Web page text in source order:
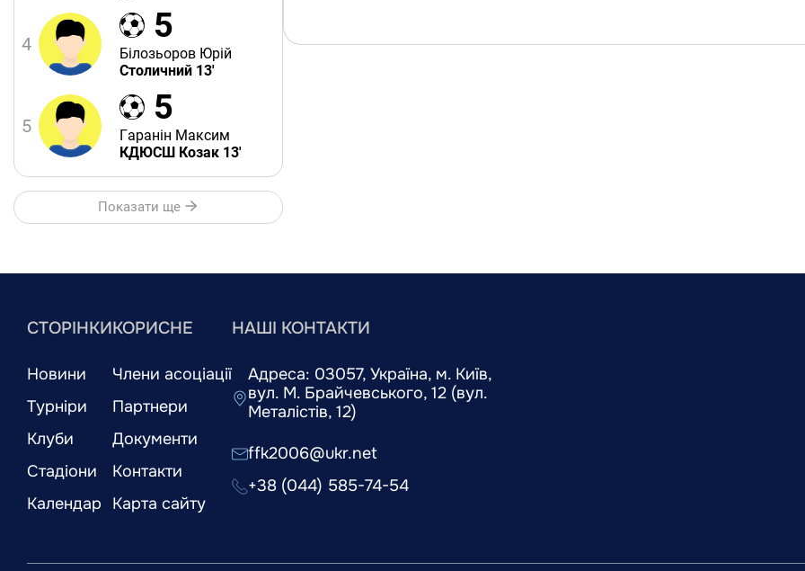
4 5
Білозьоров Юрій
Столичний 13'
5 5
Гаранін Максим
КДЮСШ Козак 13'
Показати ще
СТОРІНКИ
Новини
Турніри
Клуби
Стадіони
Календар
КОРИСНЕ
Члени асоціації
Партнери
Документи
Контакти
Карта сайту
НАШІ КОНТАКТИ
Адреса: 03057, Україна, м. Київ,
вул. М. Брайчевського, 12 (вул.
Металістів, 12)
ffk2006@ukr.net
+38 (044) 585-74-54